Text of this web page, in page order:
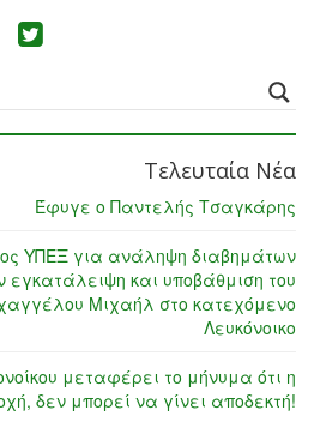
Τελευταία Νέα
Έφυγε ο Παντελής Τσαγκάρης
ΥΠΕΞ για ανάληψη διαβημάτων
εγκατάλειψη και υποβάθμιση του
Μιχαήλ στο κατεχόμενο
Λευκόνοικο
μεταφέρει το μήνυμα ότι η
δεν μπορεί να γίνει αποδεκτή!